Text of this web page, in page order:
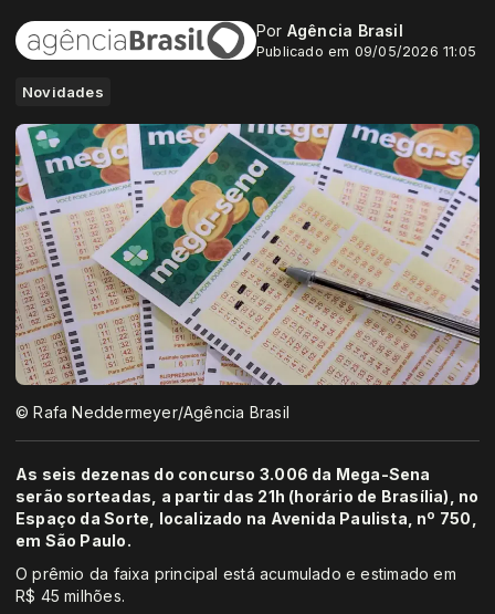
Por Agência Brasil
Publicado em 09/05/2026 11:05
Novidades
© Rafa Neddermeyer/Agência Brasil
As seis dezenas do concurso 3.006 da Mega-Sena
serão sorteadas, a partir das 21h (horário de Brasília), no
Espaço da Sorte, localizado na Avenida Paulista, nº 750,
em São Paulo.
O prêmio da faixa principal está acumulado e estimado em
R$ 45 milhões.